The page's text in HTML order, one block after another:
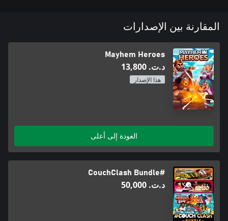
المقارنة بين الإصدارات
Mayhem Heroes
د.ت.‏ 13,800
هذا الإصدار
العودة إلى أعلى
#CouchClash Bundle
د.ت.‏ 50,000